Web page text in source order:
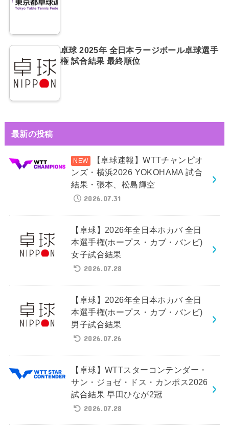
卓球 2025年 全日本ラージボール卓球選手
権 試合結果 最終順位
最新の投稿
【卓球速報】WTTチャンピオ
ンズ・横浜2026 YOKOHAMA 試合
結果・張本、松島輝空
2026.07.31
【卓球】2026年全日本ホカバ 全日
本選手権(ホープス・カブ・バンビ)
女子試合結果
2026.07.28
【卓球】2026年全日本ホカバ 全日
本選手権(ホープス・カブ・バンビ)
男子試合結果
2026.07.26
【卓球】WTTスターコンテンダー・
サン・ジョゼ・ドス・カンポス2026
試合結果 早田ひなが2冠
2026.07.28